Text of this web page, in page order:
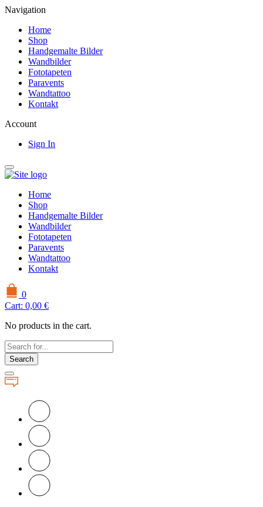
Navigation
Home
Shop
Handgemalte Bilder
Wandbilder
Fototapeten
Paravents
Wandtattoo
Kontakt
Account
Sign In
Home
Shop
Handgemalte Bilder
Wandbilder
Fototapeten
Paravents
Wandtattoo
Kontakt
0
Cart: 0,00 €
No products in the cart.
Search